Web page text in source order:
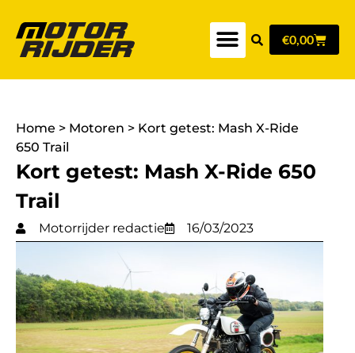
€0,00
Home > Motoren > Kort getest: Mash X-Ride
650 Trail
Kort getest: Mash X-Ride 650
Trail
Motorrijder redactie 16/03/2023